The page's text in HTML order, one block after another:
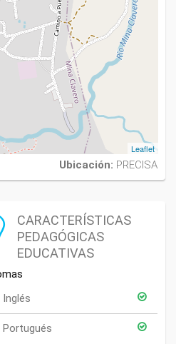
Leaflet
Ubicación: PRECISA
CARACTERÍSTICAS
PEDAGÓGICAS
EDUCATIVAS
Inglés
Portugués